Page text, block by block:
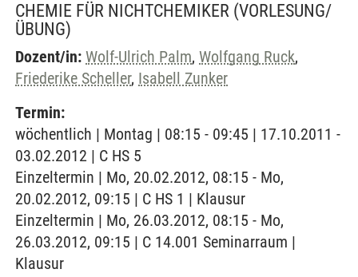
CHEMIE FÜR NICHTCHEMIKER (VORLESUNG/
ÜBUNG)
Dozent/in: Wolf-Ulrich Palm, Wolfgang Ruck,
Friederike Scheller, Isabell Zunker
Termin:
wöchentlich | Montag | 08:15 - 09:45 | 17.10.2011 -
03.02.2012 | C HS 5
Einzeltermin | Mo, 20.02.2012, 08:15 - Mo,
20.02.2012, 09:15 | C HS 1 | Klausur
Einzeltermin | Mo, 26.03.2012, 08:15 - Mo,
26.03.2012, 09:15 | C 14.001 Seminarraum |
Klausur